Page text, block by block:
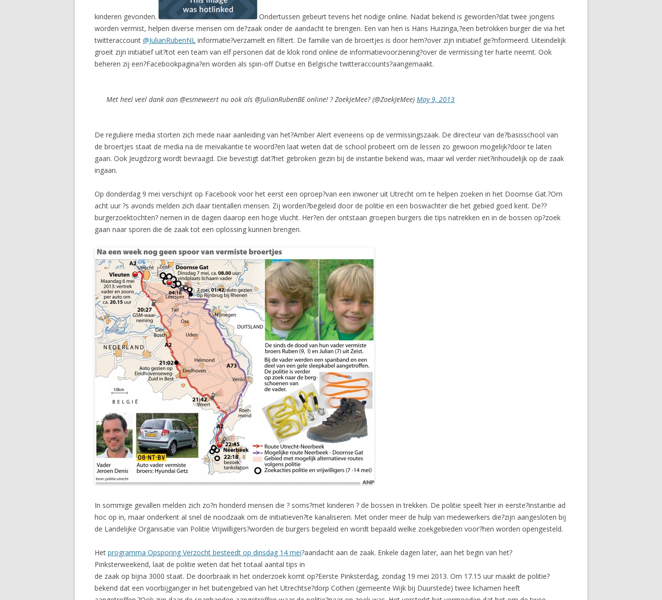
kinderen gevonden.
Ondertussen gebeurt tevens het nodige online. Nadat bekend is geworden?dat twee jongens
worden vermist, helpen diverse mensen om de?zaak onder de aandacht te brengen. Een van hen is Hans Huizinga,?een betrokken burger die via het
twitteraccount @JulianRubenNL informatie?verzamelt en filtert. De familie van de broertjes is door hem?over zijn initiatief ge?nformeerd. Uiteindelijk
groeit zijn initiatief uit?tot een team van elf personen dat de klok rond online de informatievoorziening?over de vermissing ter harte neemt. Ook
beheren zij een?Facebookpagina?en worden als spin-off Duitse en Belgische twitteraccounts?aangemaakt.
Met heel veel dank aan @esmeweert nu ook als @JulianRubenBE online! ? ZoekJeMee? (@ZoekJeMee) May 9, 2013
De reguliere media storten zich mede naar aanleiding van het?Amber Alert eveneens op de vermissingszaak. De directeur van de?basisschool van
de broertjes staat de media na de meivakantie te woord?en laat weten dat de school probeert om de lessen zo gewoon mogelijk?door te laten
gaan. Ook Jeugdzorg wordt bevraagd. Die bevestigt dat?het gebroken gezin bij de instantie bekend was, maar wil verder niet?inhoudelijk op de zaak
ingaan.
Op donderdag 9 mei verschijnt op Facebook voor het eerst een oproep?van een inwoner uit Utrecht om te helpen zoeken in het Doornse Gat.?Om
acht uur ?s avonds melden zich daar tientallen mensen. Zij worden?begeleid door de politie en een boswachter die het gebied goed kent. De??
burgerzoektochten? nemen in de dagen daarop een hoge vlucht. Her?en der ontstaan groepen burgers die tips natrekken en in de bossen op?zoek
gaan naar sporen die de zaak tot een oplossing kunnen brengen.
In sommige gevallen melden zich zo?n honderd mensen die ? soms?met kinderen ? de bossen in trekken. De politie speelt hier in eerste?instantie ad
hoc op in, maar onderkent al snel de noodzaak om de initiatieven?te kanaliseren. Met onder meer de hulp van medewerkers die?zijn aangesloten bij
de Landelijke Organisatie van Politie Vrijwilligers?worden de burgers begeleid en wordt bepaald welke zoekgebieden voor?hen worden opengesteld.
Het programma Opsporing Verzocht besteedt op dinsdag 14 mei?aandacht aan de zaak. Enkele dagen later, aan het begin van het?
Pinksterweekend, laat de politie weten dat het totaal aantal tips in
de zaak op bijna 3000 staat. De doorbraak in het onderzoek komt op?Eerste Pinksterdag, zondag 19 mei 2013. Om 17.15 uur maakt de politie?
bekend dat een voorbijganger in het buitengebied van het Utrechtse?dorp Cothen (gemeente Wijk bij Duurstede) twee lichamen heeft